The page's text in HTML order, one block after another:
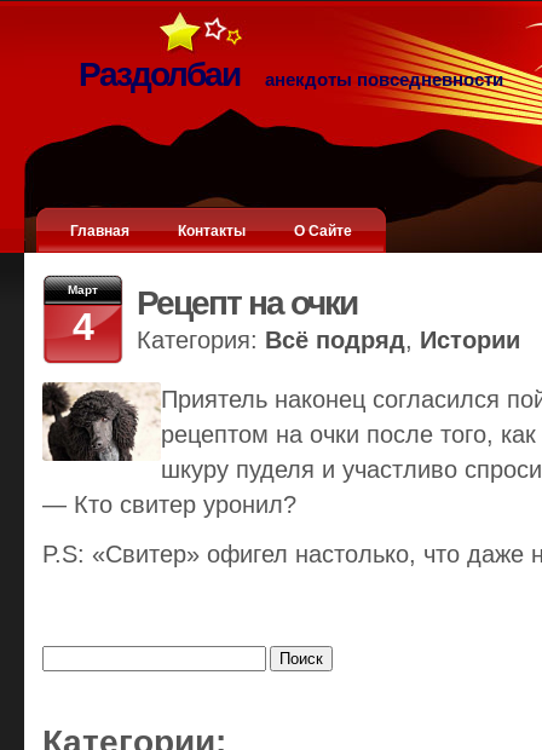
Раздолбаи анекдоты повседневности
Главная Контакты О Сайте
Март
4
Рецепт на очки
Категория: Всё подряд, Истории
Приятель наконец согласился
рецептом на очки после того,
шкуру пуделя и участливо
— Кто свитер уронил?
P.S: «Свитер» офигел настолько, что даже
Категории: